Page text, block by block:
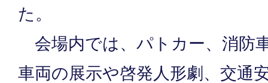
た。
会場内では、パトカー、消防
車両の展示や啓発人形劇、交通